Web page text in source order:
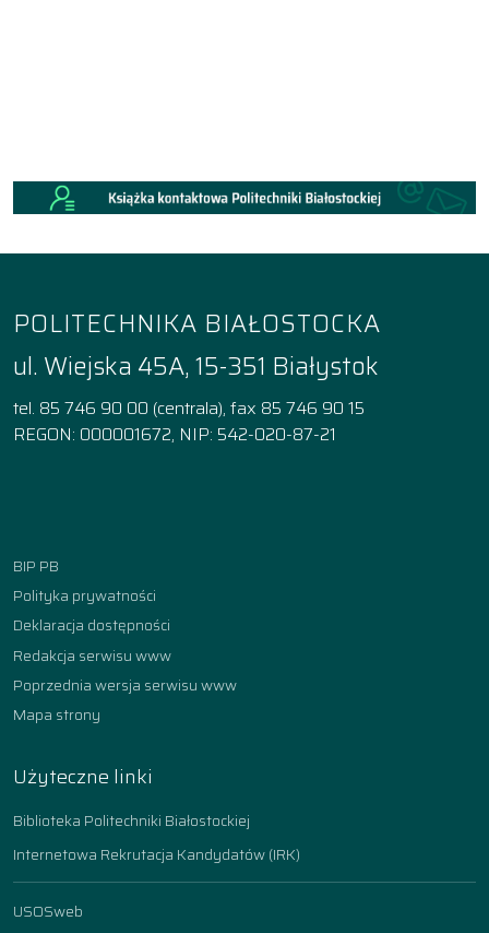
POLITECHNIKA BIAŁOSTOCKA
ul. Wiejska 45A, 15-351 Białystok
tel. 85 746 90 00 (centrala), fax 85 746 90 15
REGON: 000001672, NIP: 542-020-87-21
BIP PB
Polityka prywatności
Deklaracja dostępności
Redakcja serwisu www
Poprzednia wersja serwisu www
Mapa strony
Użyteczne linki
Biblioteka Politechniki Białostockiej
Internetowa Rekrutacja Kandydatów (IRK)
USOSweb